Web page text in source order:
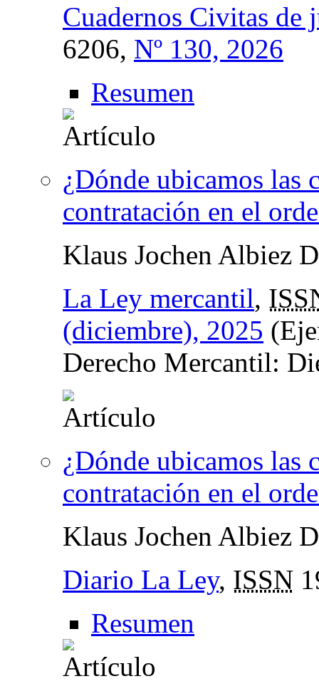
Cuadernos Civitas
6206, Nº 130, 2026
Resumen
¿Dónde ubicamos las
contratación en el
Klaus Jochen Albiez
La Ley mercantil,
(diciembre), 2025
Derecho Mercantil:
¿Dónde ubicamos las
contratación en el
Klaus Jochen Albiez
Diario La Ley, ISSN
Resumen